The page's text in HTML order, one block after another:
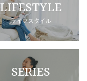
LIFESTYLE
ライフスタイル
SERIES